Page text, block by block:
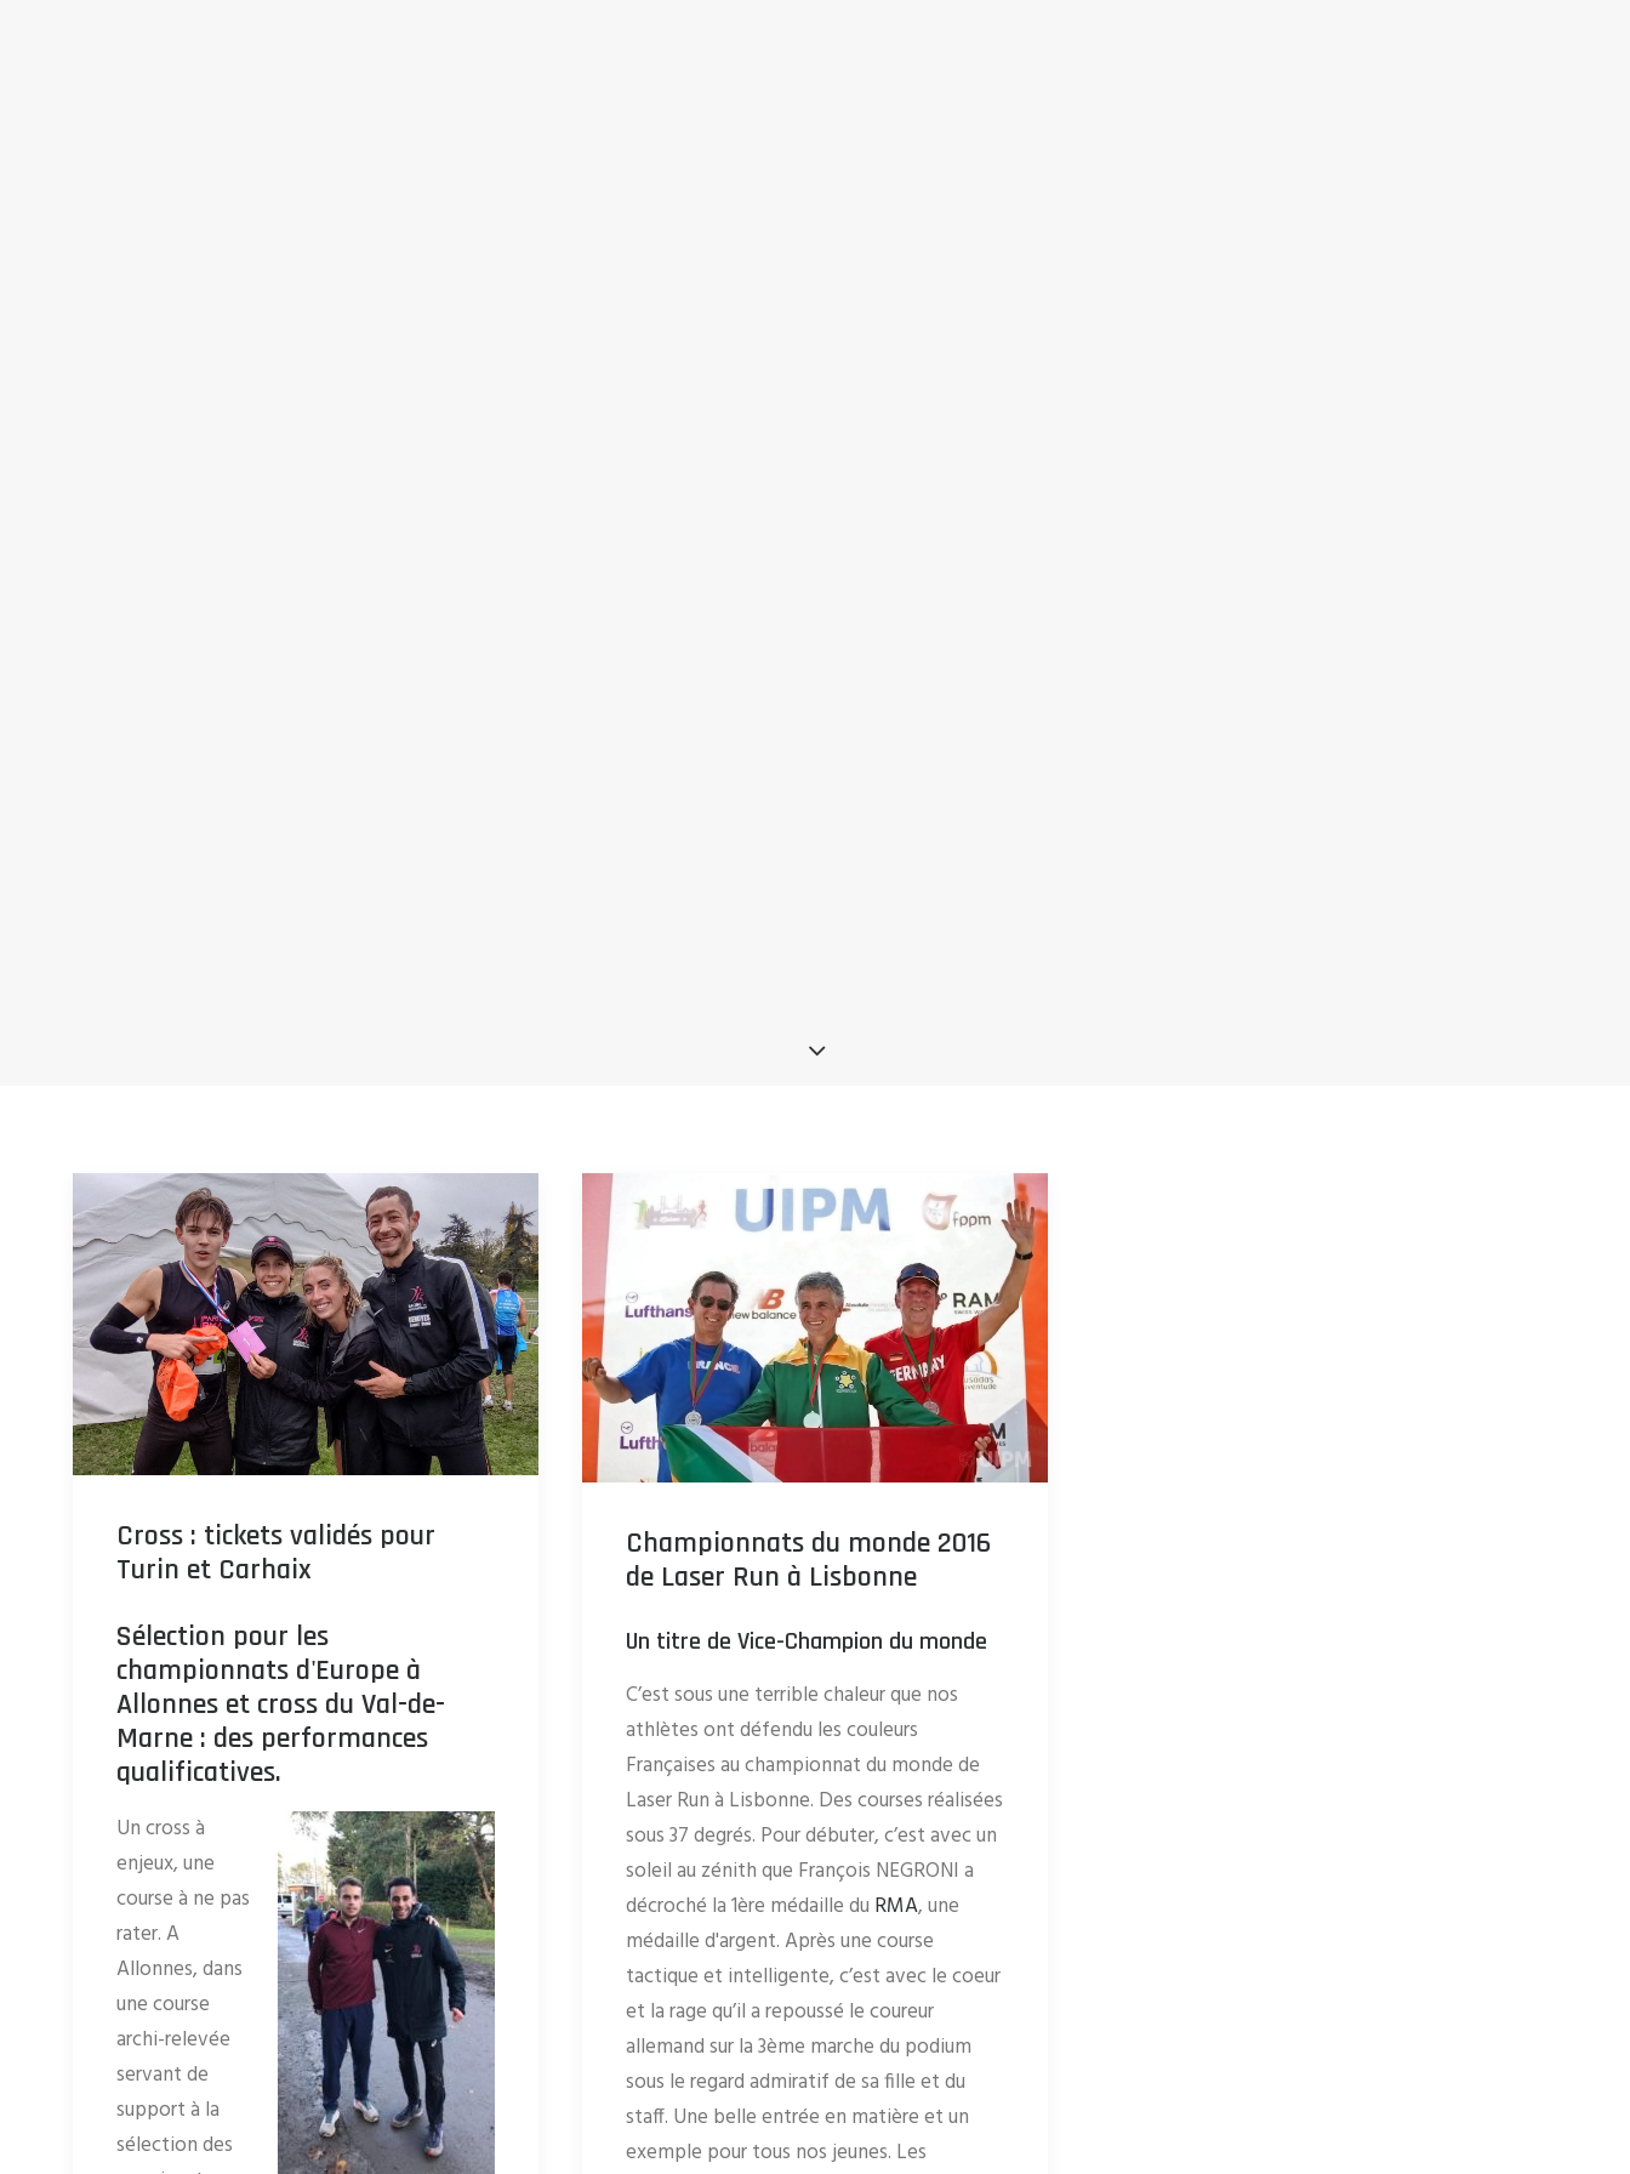
Cross : tickets validés pour
Turin et Carhaix
Sélection pour les
championnats d'Europe à
Allonnes et cross du Val-de-
Marne : des performances
qualificatives.
Un cross à
enjeux, une
course à ne pas
rater. A
Allonnes, dans
une course
archi-relevée
servant de
support à la
sélection des
Championnats du monde 2016
de Laser Run à Lisbonne
Un titre de Vice-Champion du monde
C’est sous une terrible chaleur que nos
athlètes ont défendu les couleurs
Françaises au championnat du monde de
Laser Run à Lisbonne. Des courses réalisées
sous 37 degrés. Pour débuter, c’est avec un
soleil au zénith que François NEGRONI a
décroché la 1ère médaille du RMA, une
médaille d'argent. Après une course
tactique et intelligente, c’est avec le coeur
et la rage qu’il a repoussé le coureur
allemand sur la 3ème marche du podium
sous le regard admiratif de sa fille et du
staff. Une belle entrée en matière et un
exemple pour tous nos jeunes. Les